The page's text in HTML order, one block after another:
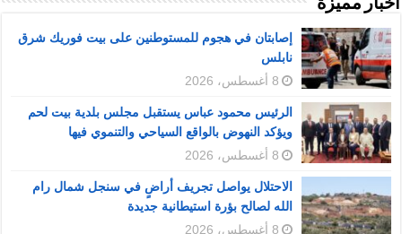
أخبار مميزة
إصابتان في هجوم للمستوطنين على بيت فوريك شرق
نابلس
8 أغسطس، 2026
الرئيس محمود عباس يستقبل مجلس بلدية بيت لحم
ويؤكد النهوض بالواقع السياحي والتنموي فيها
8 أغسطس، 2026
الاحتلال يواصل تجريف أراضٍ في سنجل شمال رام
الله لصالح بؤرة استيطانية جديدة
8 أغسطس، 2026